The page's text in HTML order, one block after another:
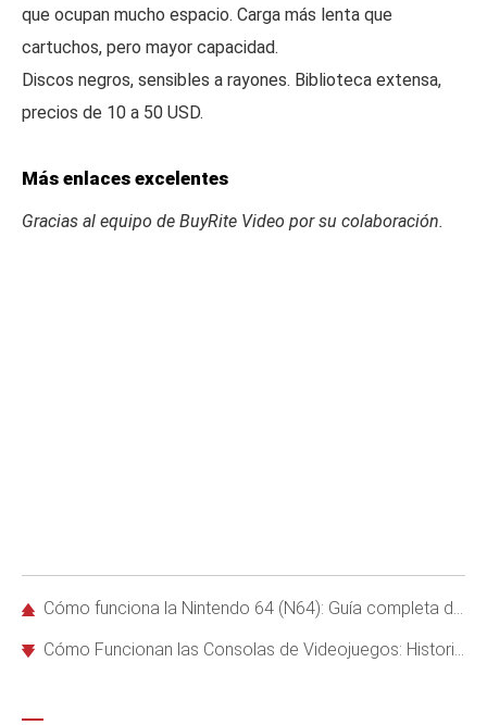
que ocupan mucho espacio. Carga más lenta que
cartuchos, pero mayor capacidad.
Discos negros, sensibles a rayones. Biblioteca extensa,
precios de 10 a 50 USD.
Más enlaces excelentes
Gracias al equipo de BuyRite Video por su colaboración.
Cómo funciona la Nintendo 64 (N64): Guía completa de su tecnología e historia
Cómo Funcionan las Consolas de Videojuegos: Historia, Componentes y Comparativas Actualizadas